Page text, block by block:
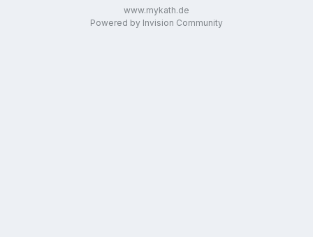
www.mykath.de
Powered by Invision Community